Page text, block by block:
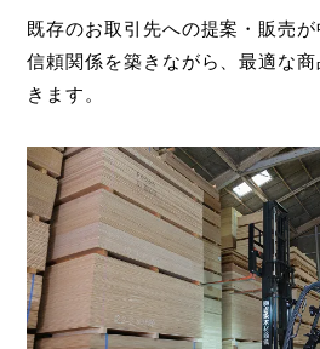
既存のお取引先への提案・販売
信頼関係を築きながら、最適な
きます。